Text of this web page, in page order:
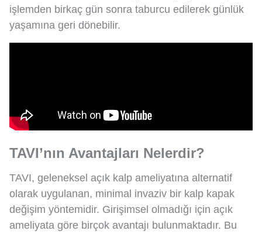
işlemden birkaç gün sonra taburcu edilerek günlük
yaşamına geri dönebilir.
TAVI’nın Avantajları Nelerdir?
TAVI, geleneksel açık kalp ameliyatına alternatif
olarak uygulanan, minimal invaziv bir kalp kapak
değişim yöntemidir. Girişimsel olmadığı için açık
ameliyata göre birçok avantajı bulunmaktadır. Bu